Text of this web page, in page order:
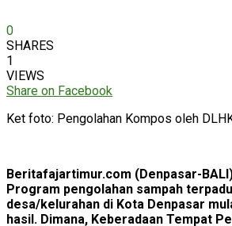
0
SHARES
1
VIEWS
Share on Facebook
Ket foto: Pengolahan Kompos oleh
Beritafajartimur.com (Denpasar-
Program pengolahan sampah
desa/kelurahan di Kota Denpasar
hasil. Dimana, Keberadaan Tempat